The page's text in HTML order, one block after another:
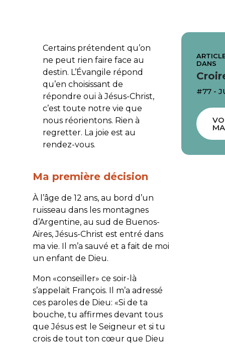
Certains prétendent qu’on
ne peut rien faire face au
destin. L’Évangile répond
qu’en choisissant de
répondre oui à Jésus-Christ,
c’est toute notre vie que
nous réorientons. Rien à
regretter. La joie est au
rendez-vous.
Ma première décision
À l’âge de 12 ans, au bord d’un
ruisseau dans les montagnes
d’Argentine, au sud de Buenos-
Aires, Jésus-Christ est entré dans
ma vie. Il m’a sauvé et a fait de moi
un enfant de Dieu.
Mon «conseiller» ce soir-là
s’appelait François. Il m’a adressé
ces paroles de Dieu: «Si de ta
bouche, tu affirmes devant tous
que Jésus est le Seigneur et si tu
crois de tout ton cœur que Dieu
DANS
#77 -